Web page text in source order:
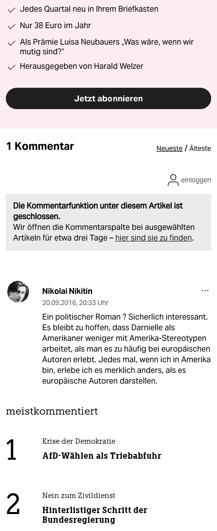
Jedes Quartal neu in Ihrem Briefkasten
Nur 38 Euro im Jahr
Als Prämie Luisa Neubauers „Was wäre, wenn wir
mutig sind?“
Herausgegeben von Harald Welzer
Jetzt abonnieren
1 Kommentar Neueste / Älteste
Die Kommentarfunktion unter diesem Artikel ist
geschlossen.
Wir öffnen die Kommentarspalte bei ausgewählten
Artikeln für etwa drei Tage – hier sind sie zu finden.
einloggen
Nikolai Nikitin
20.09.2016, 20:33 Uhr
Ein politischer Roman ? Sicherlich interessant.
Es bleibt zu hoffen, dass Darnielle als
Amerikaner weniger mit Amerika-Stereotypen
arbeitet, als man es zu häufig bei europäischen
Autoren erlebt. Jedes mal, wenn ich in Amerika
bin, erlebe ich es merklich anders, als es
europäische Autoren darstellen.
meistkommentiert
1 Krise der Demokratie
AfD-Wählen als Triebabfuhr
2 Nein zum Zivildienst
Hinterlistiger Schritt der
Bundesregierung